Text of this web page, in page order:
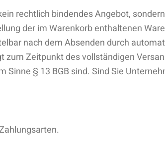
rechtlich bindendes Angebot,
der im Warenkorb enthaltenen
nach dem Absenden durch
Zeitpunkt des vollständigen
Sinne § 13 BGB sind. Sind Sie